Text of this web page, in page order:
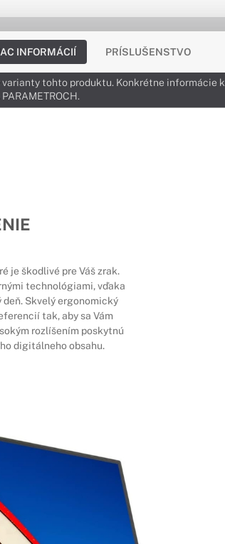
INFORMÁCIÍ PRÍSLUŠENSTVO
tohto produktu. Konkrétne informácie k
je škodlivé pre Váš zrak.
technológiami, vďaka
Skvelý ergonomický
tak, aby sa Vám
rozlíšením poskytnú
digitálneho obsahu.